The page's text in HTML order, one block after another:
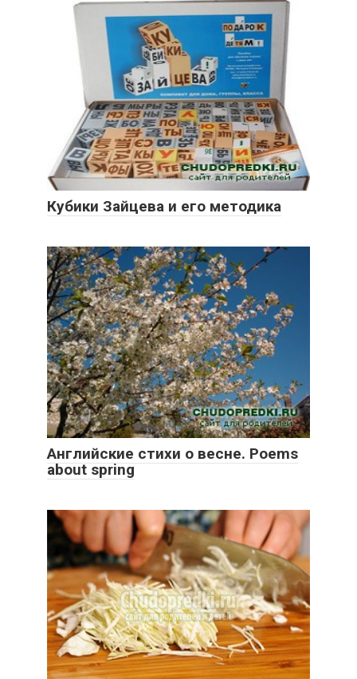
Кубики Зайцева и его методика
Английские стихи о весне. Poems
about spring